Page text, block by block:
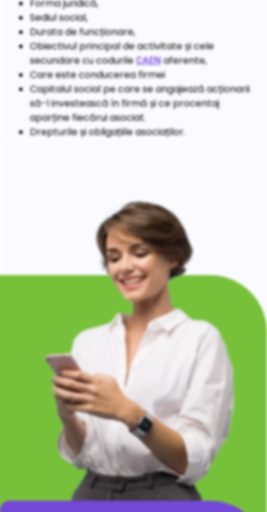
Forma juridică,
Sediul social,
Durata de funcționare,
Obiectivul principal de activitate și cele
secundare cu codurileCAENaferente,
Care este conducerea firmei
Capitalul social pe care se angajează acționarii
să-l investească în firmă și ce procentaj
aparține fiecărui asociat.
Drepturile și obligațiile asociaților.